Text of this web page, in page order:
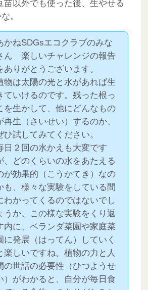
苗以外でも使った後、生やせる
。
かねSDGsエコクラブのみな
ん 楽しいチャレンジの報告
ありがとうございます。
物は太陽の光と水があれば生
ていけるのです。残った根っ
を生かして、他にどんなもの
再生（さいせい）するのか、
ひ試してみてください。
日２回の水かえも大変です
、どのくらいの水をあたえる
が効果的（こうかてき）なの
も、様々な実験をしている間
わかってくるのではないでし
うか、この様な実験をくり返
内に、ベランダ菜園や家庭菜
に発展（はってん）していく
楽しいですね。植物の力と人
の世話の必要性（ひつようせ
）がわかると、自分が毎日食